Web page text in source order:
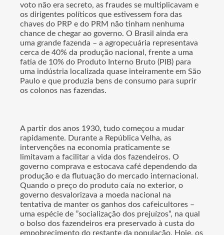
voto não era secreto, as fraudes se multiplicavam e
os dirigentes políticos que estivessem fora das
chaves do PRP e do PRM não tinham nenhuma
chance de chegar ao governo. O Brasil ainda era
uma grande fazenda – a agropecuária representava
cerca de 40% da produção nacional, frente a uma
fatia de 10% do Produto Interno Bruto (PIB) para
uma indústria localizada quase inteiramente em São
Paulo e que produzia bens de consumo para suprir
os colonos nas fazendas.
A partir dos anos 1930, tudo começou a mudar
rapidamente. Durante a República Velha, as
intervenções na economia praticamente se
limitavam a facilitar a vida dos fazendeiros. O
governo comprava e estocava café dependendo da
produção e da flutuação do mercado internacional.
Quando o preço do produto caía no exterior, o
governo desvalorizava a moeda nacional na
tentativa de manter os ganhos dos cafeicultores –
uma espécie de ‘’socialização dos prejuízos”, na qual
o bolso dos fazendeiros era preservado à custa do
empobrecimento do restante da população. Hoje, os